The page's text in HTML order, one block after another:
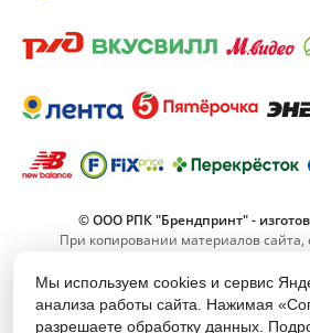
© ООО РПК "Брендпринт" -
При копировании материалов
8 (800) 555-11-42
Мы используем cookies и сервис
анализа работы сайта. Нажимая
разрешаете обработку данных.